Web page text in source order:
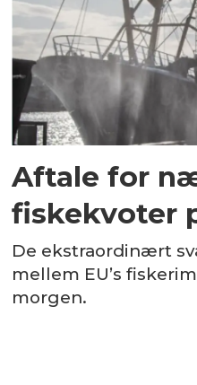
Aftale for
fiskekvoter
De ekstraordinært
mellem EU’s
morgen.